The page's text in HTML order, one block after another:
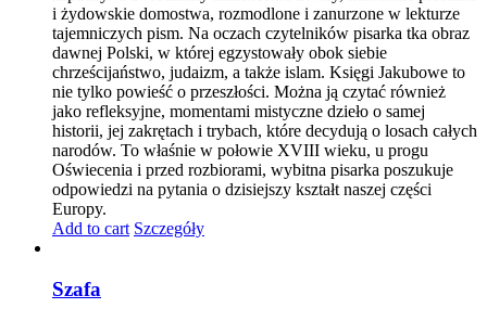
i żydowskie domostwa, rozmodlone i zanurzone w lekturze
tajemniczych pism. Na oczach czytelników pisarka tka obraz
dawnej Polski, w której egzystowały obok siebie
chrześcijaństwo, judaizm, a także islam. Księgi Jakubowe to
nie tylko powieść o przeszłości. Można ją czytać również
jako refleksyjne, momentami mistyczne dzieło o samej
historii, jej zakrętach i trybach, które decydują o losach całych
narodów. To właśnie w połowie XVIII wieku, u progu
Oświecenia i przed rozbiorami, wybitna pisarka poszukuje
odpowiedzi na pytania o dzisiejszy kształt naszej części
Europy.
Add to cart Szczegóły
Szafa